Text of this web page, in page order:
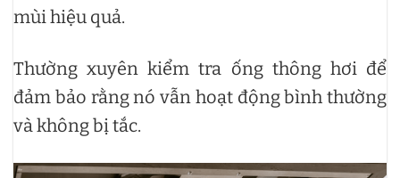
mùi hiệu quả.
Thường xuyên kiểm tra ống thông hơi để
đảm bảo rằng nó vẫn hoạt động bình thường
và không bị tắc.